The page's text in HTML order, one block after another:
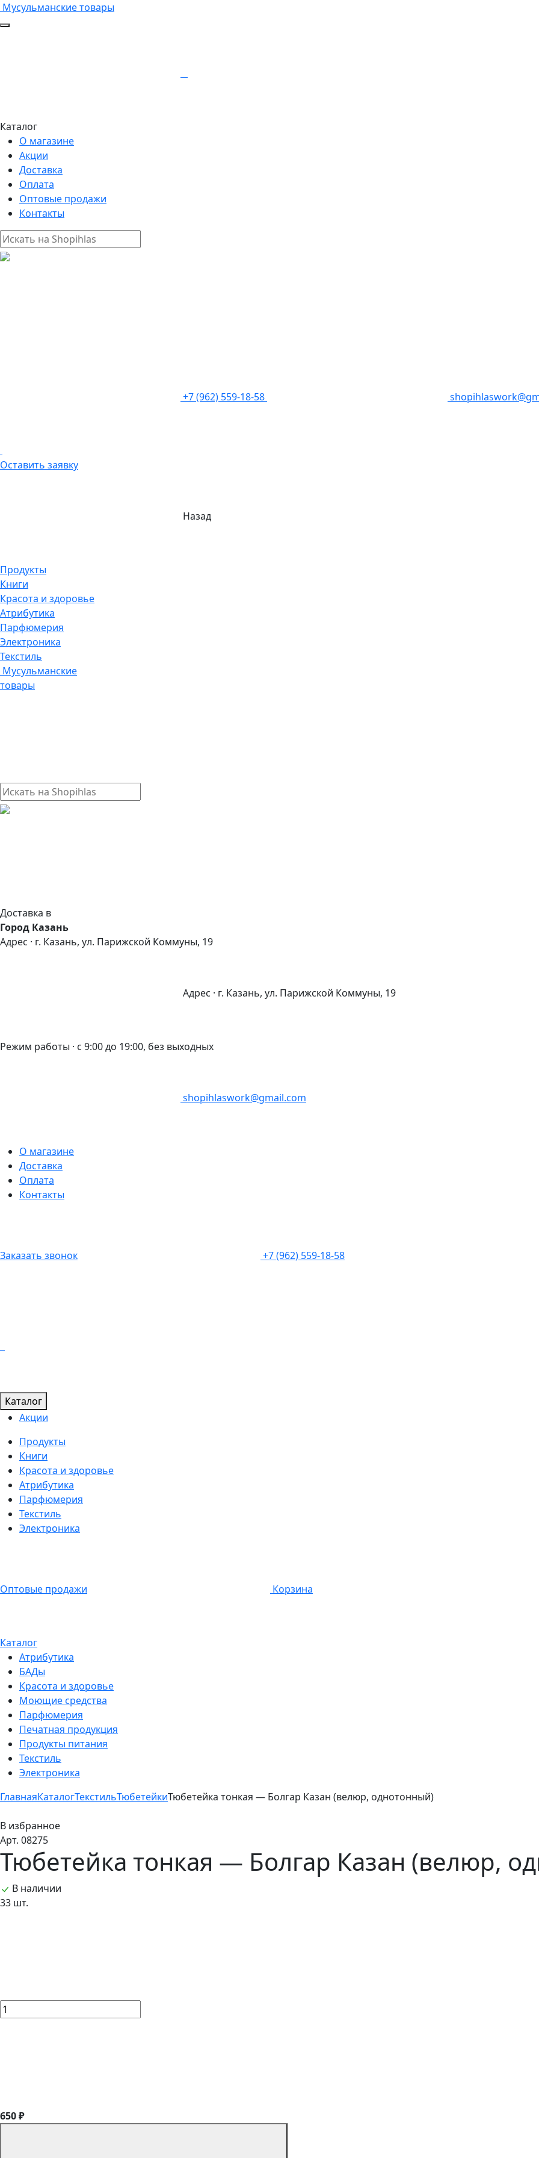
Мусульманские товары
Каталог
О магазине
Акции
Доставка
Оплата
Оптовые продажи
Контакты
+7 (962) 559-18-58
Оставить заявку
Назад
Продукты
Книги
Красота и здоровье
Атрибутика
Парфюмерия
Электроника
Текстиль
Мусульманские
товары
Доставка в
Город Казань
Адрес · г. Казань, ул. Парижской Коммуны, 19
Адрес · г. Казань, ул. Парижской Коммуны, 19
Режим работы · с 9:00 до 19:00, без выходных
shopihlaswork@gmail.com
О магазине
Доставка
Оплата
Контакты
Заказать звонок +7 (962) 559-18-58
Каталог
Акции
Продукты
Книги
Красота и здоровье
Атрибутика
Парфюмерия
Текстиль
Электроника
Оптовые продажи Корзина
Каталог
Атрибутика
БАДы
Красота и здоровье
Моющие средства
Парфюмерия
Печатная продукция
Продукты питания
Текстиль
Электроника
ГлавнаяКаталогТекстильТюбетейкиТюбетейка тонкая — Болгар Казан (велюр, однотонный)
В избранное
Арт. 08275
Тюбетейка тонкая — Болгар Казан (велюр,
В наличии
33 шт.
650 ₽